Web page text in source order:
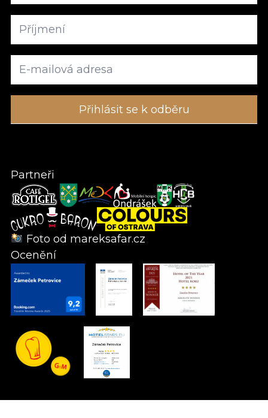
Partneři
Foto od mareksafar.cz
Ocenění